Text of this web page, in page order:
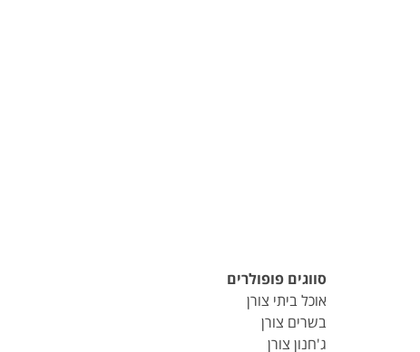
סווגים פופולרים
אוכל ביתי צורן
בשרים צורן
ג'חנון צורן